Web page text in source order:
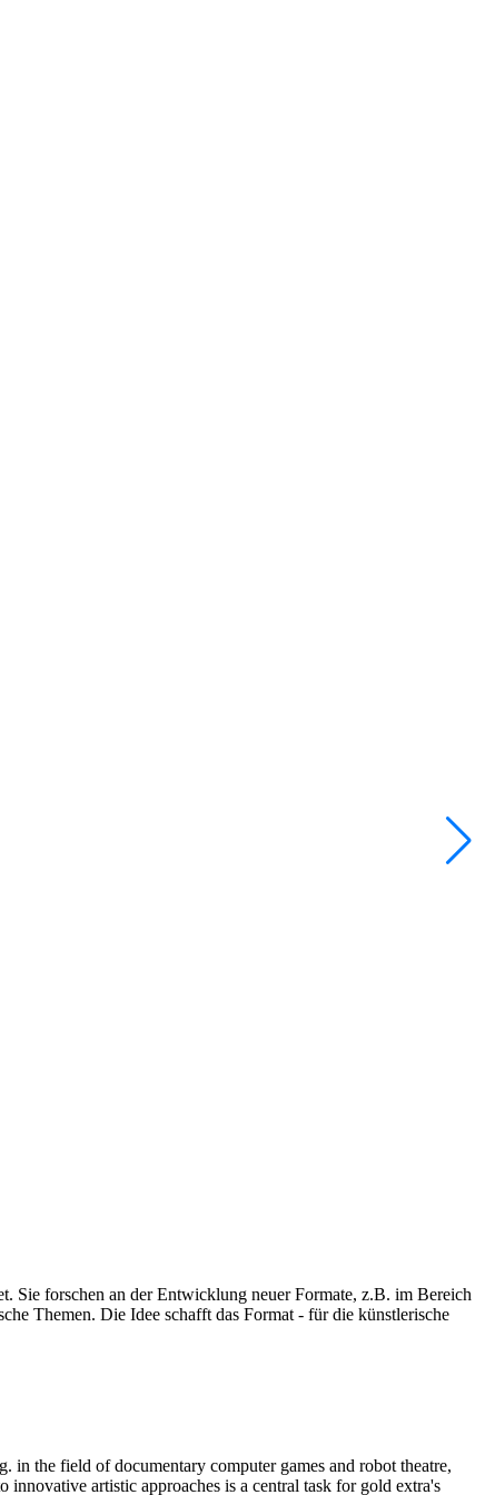
Sie forschen an der Entwicklung neuer Formate, z.B. im Bereich
Themen. Die Idee schafft das Format - für die künstlerische
in the field of documentary computer games and robot theatre,
innovative artistic approaches is a central task for gold extra's